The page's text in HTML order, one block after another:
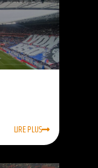
LIRE PLUS